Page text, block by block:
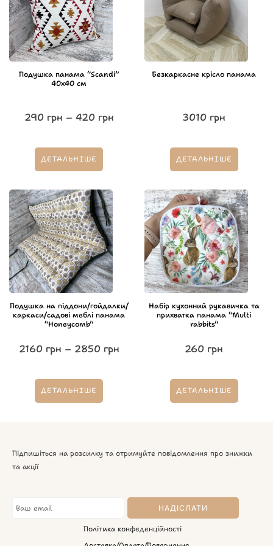
Подушка панама “Scandi”
40х40 см
290 грн – 420 грн
ДЕТАЛЬНІШЕ
Безкаркасне крісло панама
3010 грн
ДЕТАЛЬНІШЕ
Подушка на піддони/гойдалки/
каркаси/садові меблі панама
“Honeycomb”
2160 грн – 2850 грн
ДЕТАЛЬНІШЕ
Набір кухонний рукавичка та
прихватка панама “Multi
rabbits”
260 грн
ДЕТАЛЬНІШЕ
Підпишіться на розсилку та отримуйте повідомлення про знижки
та акції
Політика конфеденційності